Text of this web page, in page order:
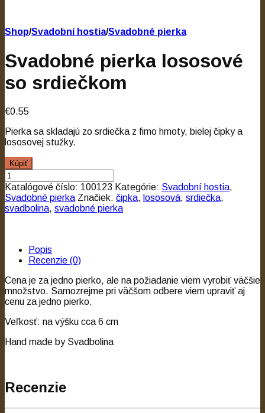
Shop/Svadobní hostia/Svadobné pierka
Svadobné pierka lososové
so srdiečkom
€0.55
Pierka sa skladajú zo srdiečka z fimo hmoty, bielej čipky a
lososovej stužky.
Kúpiť
Katalógové číslo: 100123 Kategórie: Svadobní hostia,
Svadobné pierka Značiek: čipka, lososová, srdiečka,
svadbolina, svadobné pierka
Popis
Recenzie (0)
Cena je za jedno pierko, ale na požiadanie viem vyrobiť väčšie
množstvo. Samozrejme pri väčšom odbere viem upraviť aj
cenu za jedno pierko.
Veľkosť: na výšku cca 6 cm
Hand made by Svadbolina
Recenzie